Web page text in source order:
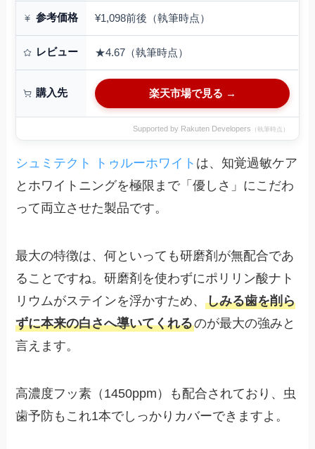
参考価格 ¥1,098前後（執筆時点）
レビュー ★4.67（執筆時点）
購入先 楽天市場で見る →
Supported by Rakuten Developers （執筆時点）
シュミテクト トゥルーホワイト は、知覚過敏ケア
とホワイトニングを極限まで「優しさ」にこだわ
って両立させた製品です。
最大の特徴は、何といっても研磨剤が無配合であ
ることですね。研磨剤を使わずにポリリン酸ナト
リウムがステインを浮かすため、しみる歯を削ら
ずに本来の白さへ導いてくれるのが最大の強みと
言えます。
高濃度フッ素（1450ppm）も配合されており、虫
歯予防もこれ1本でしっかりカバーできますよ。